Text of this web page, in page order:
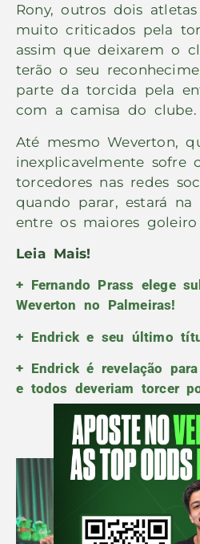
Rony, outros dois
muito criticados pela
assim que deixarem o
terão o seu
parte da torcida pela
com a camisa do clube.
Até mesmo Weverton,
inexplicavelmente sofre
torcedores nas redes
quando parar, estará na
entre os maiores
Leia Mais!
+ Fernando Prass elege
Weverton no Palmeiras!
+ Endrick e seu último
+ Endrick é revelação
e todos deveriam torcer